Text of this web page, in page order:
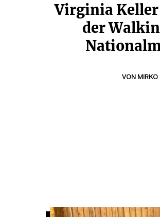
Virginia
der
VON MIRKO